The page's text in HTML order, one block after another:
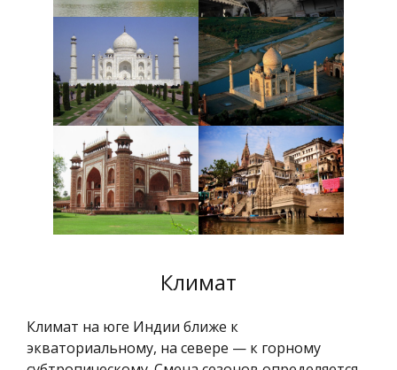
Климат
Климат на юге Индии ближе к
экваториальному, на севере — к горному